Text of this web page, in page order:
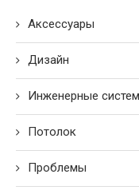
Аксессуары
Дизайн
Инженерные
Потолок
Проблемы